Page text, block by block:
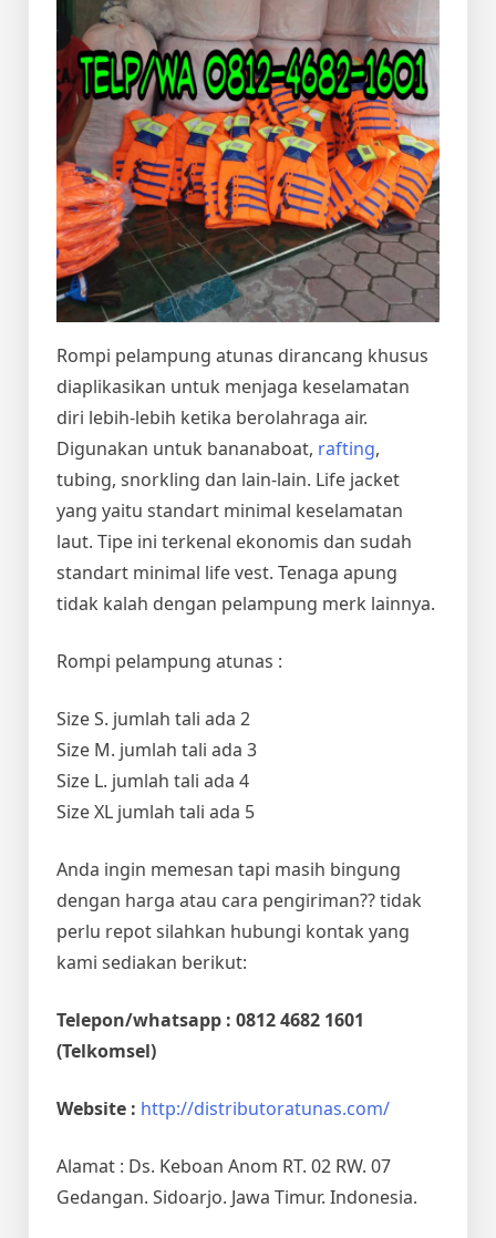
Rompi pelampung atunas dirancang khusus
diaplikasikan untuk menjaga keselamatan
diri lebih-lebih ketika berolahraga air.
Digunakan untuk bananaboat, rafting,
tubing, snorkling dan lain-lain. Life jacket
yang yaitu standart minimal keselamatan
laut. Tipe ini terkenal ekonomis dan sudah
standart minimal life vest. Tenaga apung
tidak kalah dengan pelampung merk lainnya.
Rompi pelampung atunas :
Size S. jumlah tali ada 2
Size M. jumlah tali ada 3
Size L. jumlah tali ada 4
Size XL jumlah tali ada 5
Anda ingin memesan tapi masih bingung
dengan harga atau cara pengiriman?? tidak
perlu repot silahkan hubungi kontak yang
kami sediakan berikut:
Telepon/whatsapp : 0812 4682 1601
(Telkomsel)
Website : http://distributoratunas.com/
Alamat : Ds. Keboan Anom RT. 02 RW. 07
Gedangan. Sidoarjo. Jawa Timur. Indonesia.